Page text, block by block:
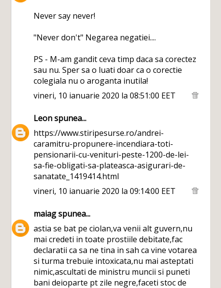
Never say never!
"Never don't" Negarea negatiei....
PS - M-am gandit ceva timp daca sa corectez
sau nu. Sper sa o luati doar ca o corectie
colegiala nu o aroganta inutila!
vineri, 10 ianuarie 2020 la 08:51:00 EET
Leonspunea...
https://www.stiripesurse.ro/andrei-
caramitru-propunere-incendiara-toti-
pensionarii-cu-venituri-peste-1200-de-lei-
sa-fie-obligati-sa-plateasca-asigurari-de-
sanatate_1419414.html
vineri, 10 ianuarie 2020 la 09:14:00 EET
maiagspunea...
astia se bat pe ciolan,va venii alt guvern,nu
mai credeti in toate prostiile debitate,fac
declaratii ca sa ne tina in sah ca vine votarea
si turma trebuie intoxicata,nu mai asteptati
nimic,ascultati de ministru muncii si puneti
bani deioparte pt zile negre,faceti stoc de